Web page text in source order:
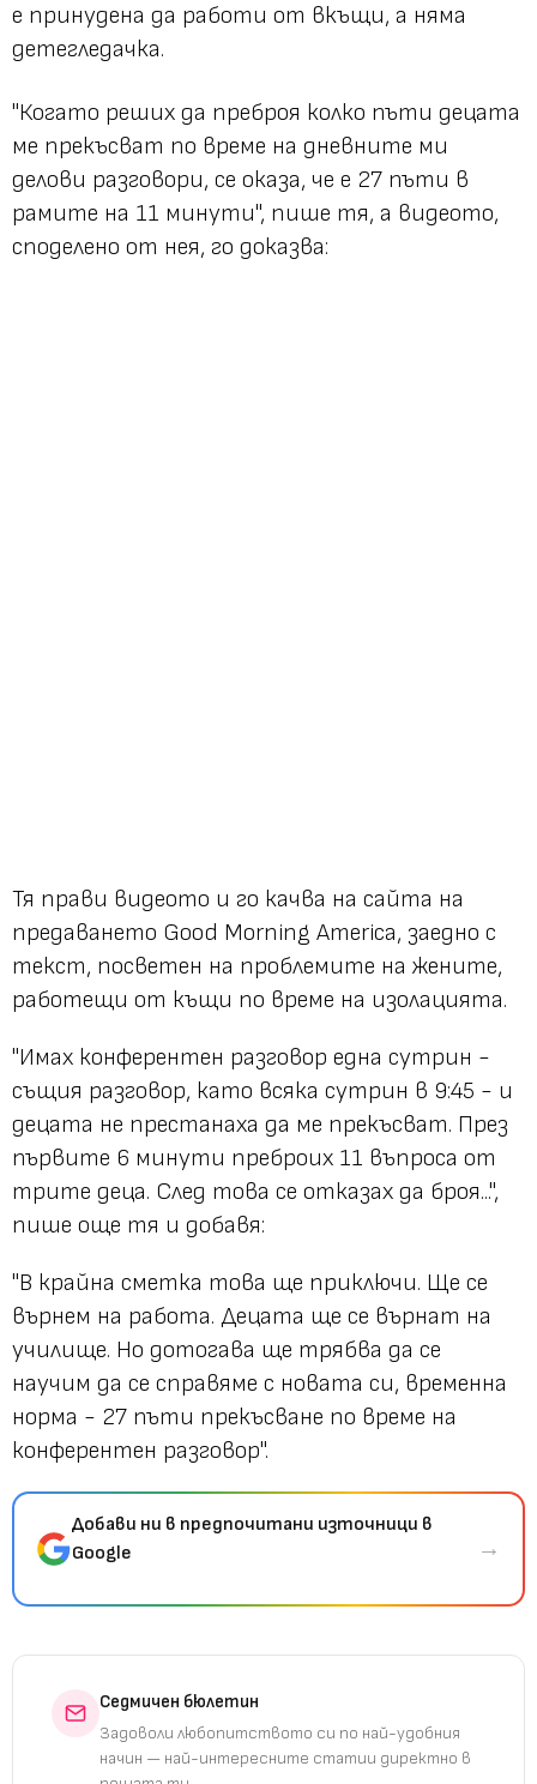
е принудена да работи от вкъщи, а няма
детегледачка.
"Когато реших да преброя колко пъти децата
ме прекъсват по време на дневните ми
делови разговори, се оказа, че е 27 пъти в
рамите на 11 минути", пише тя, а видеото,
споделено от нея, го доказва:
Тя прави видеото и го качва на сайта на
предаването Good Morning America, заедно с
текст, посветен на проблемите на жените,
работещи от къщи по време на изолацията.
"Имах конферентен разговор една сутрин -
същия разговор, като всяка сутрин в 9:45 - и
децата не престанаха да ме прекъсват. През
първите 6 минути преброих 11 въпроса от
трите деца. След това се отказах да броя...",
пише още тя и добавя:
"В крайна сметка това ще приключи. Ще се
върнем на работа. Децата ще се върнат на
училище. Но дотогава ще трябва да се
научим да се справяме с новата си, временна
норма - 27 пъти прекъсване по време на
конферентен разговор".
Добави ни в предпочитани източници в
Google
→
Седмичен бюлетин
Задоволи любопитството си по най-удобния
начин — най-интересните статии директно в